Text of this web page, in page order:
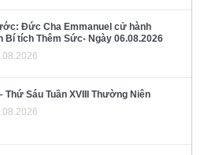
Đức Cha Emmanuel cử hành
Bí tích Thêm Sức- Ngày 06.08.2026
Thứ Sáu Tuần XVIII Thường Niên